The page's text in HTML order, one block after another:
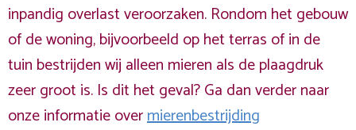
inpandig overlast veroorzaken. Rondom het gebouw
of de woning, bijvoorbeeld op het terras of in de
tuin bestrijden wij alleen mieren als de plaagdruk
zeer groot is. Is dit het geval? Ga dan verder naar
onze informatie overmierenbestrijding